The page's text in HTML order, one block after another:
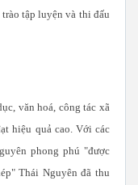
tập luyện và thi đấu
văn hoá, công tác xã
hiệu quả cao. Với các
phong phú "được
Thái Nguyên đã thu